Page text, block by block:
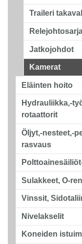
Traileri
Jatkojohdot
Kamerat
Eläinten hoito
Hydrauliikka,-
rotaattorit
Öljyt,-nesteet,-
rasvaus
Sulakkeet, O-
Vinssit,
Nivelakselit
Koneiden